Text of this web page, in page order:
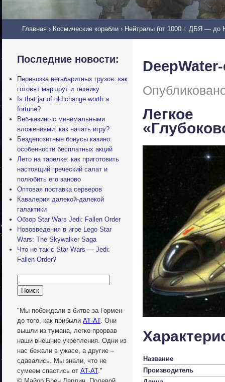
Главная › Космические корабли › Нейтралы (от 1000 г. ДБЯ — до
Последние новости:
Перевозка негабаритных грузов: как
готовят маршрут и технику
Is that jar of old change worth a
fortune?
Веб-казино с минимальными
вложениями: как начать игру?
Бездепозитные бонусы казино:
особенности бесплатных акций
Лето на тарелке: как приготовить
настоящий греческий салат и
полюбить его заново
Оптовая поставка серверов
Кавалерия далекой-далекой
галактики
Обзор Star Wars Jedi: Fallen Order
Нововведения в игре Lego Star
Wars: The Skywalker Saga
Что не так с Star Wars — Jedi:
Fallen Order?
"Мы побеждали в битве за Гормен
до того, как прибыли АТ-АТ. Они
вышли из тумана, легко прорвав
наши внешние укрепления. Одни из
нас бежали в ужасе, а другие –
сдавались. Мы знали, что не
сумеем спастись от АТ-АТ."
Легкое
Название
Производитель